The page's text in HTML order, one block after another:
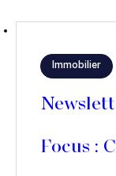
Immobilier
Focus :